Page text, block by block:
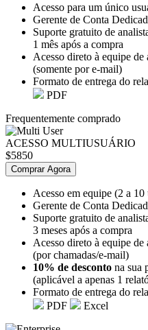
Acesso para um único
Gerente de Conta
Suporte gratuito de
1 mês após a compra
Acesso direto à equipe de
(somente por e-mail)
Formato de entrega do
PDF
Frequentemente comprado
ACESSO MULTIUSUÁRIO
$5850
Comprar Agora
Acesso em equipe (2 a 10
Gerente de Conta
Suporte gratuito de
3 meses após a compra
Acesso direto à equipe de
(por chamadas/e-mail)
10% de desconto na sua
(aplicável a apenas 1
Formato de entrega do
PDF
Excel